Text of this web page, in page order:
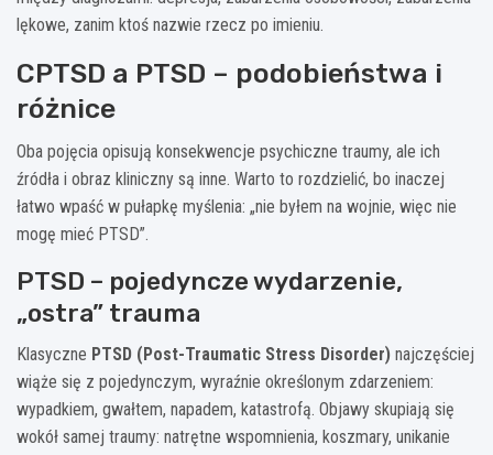
lękowe, zanim ktoś nazwie rzecz po imieniu.
CPTSD a PTSD – podobieństwa i
różnice
Oba pojęcia opisują konsekwencje psychiczne traumy, ale ich
źródła i obraz kliniczny są inne. Warto to rozdzielić, bo inaczej
łatwo wpaść w pułapkę myślenia: „nie byłem na wojnie, więc nie
mogę mieć PTSD”.
PTSD – pojedyncze wydarzenie,
„ostra” trauma
Klasyczne PTSD (Post-Traumatic Stress Disorder) najczęściej
wiąże się z pojedynczym, wyraźnie określonym zdarzeniem:
wypadkiem, gwałtem, napadem, katastrofą. Objawy skupiają się
wokół samej traumy: natrętne wspomnienia, koszmary, unikanie